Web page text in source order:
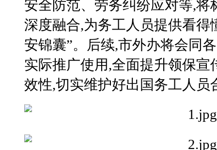
安全防范、劳务纠纷应对等,
深度融合,为务工人员提供看得
安锦囊”。后续,市外办将会同
实际推广使用,全面提升领保
效性,切实维护好出国务工人员